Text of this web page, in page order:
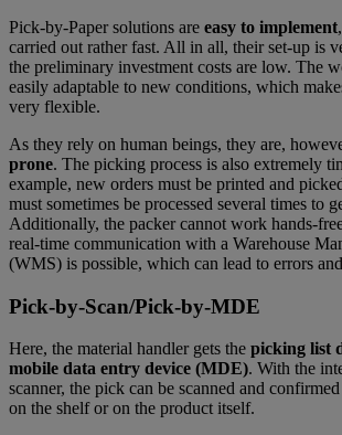
Pick-by-Paper solutions are easy to implement
carried out rather fast. All in all, their set-up is
the preliminary investment costs are low. The
easily adaptable to new conditions, which
very flexible.
As they rely on human beings, they are,
prone. The picking process is also extremely
example, new orders must be printed and
must sometimes be processed several times to
Additionally, the packer cannot work hands-
real-time communication with a Warehouse
(WMS) is possible, which can lead to errors
Pick-by-Scan/Pick-by-MDE
Here, the material handler gets the picking list
mobile data entry device (MDE). With the
scanner, the pick can be scanned and
on the shelf or on the product itself.